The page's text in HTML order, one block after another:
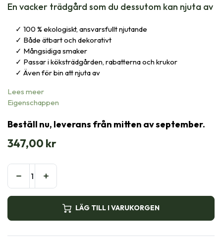
En vacker trädgård som du dessutom kan njuta av
100 % ekologiskt, ansvarsfullt njutande
Både ätbart och dekorativt
Mångsidiga smaker
Passar i köksträdgården, rabatterna och krukor
Även för bin att njuta av
Lees meer
Eigenschappen
Beställ nu, leverans från mitten av september.
347,00 kr
LÄG TILL I VARUKORGEN